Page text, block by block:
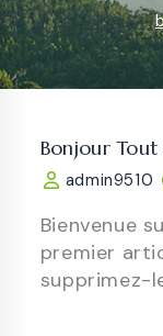
Bonjour
admin9510
Bienvenue
premier
supprimez-